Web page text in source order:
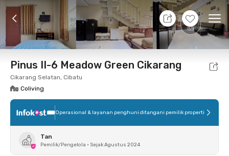
+6
7 Agt 26 - Belum tahu
Foto Fasilitas bersama Lokasi Kamar
Pinus II-6 Meadow Green Cikarang
Cikarang Selatan, Cibatu
Coliving
Operasional & layanan penghuni ditangani pemilik properti
Tan
Pemilik/Pengelola • Sejak Agustus 2024